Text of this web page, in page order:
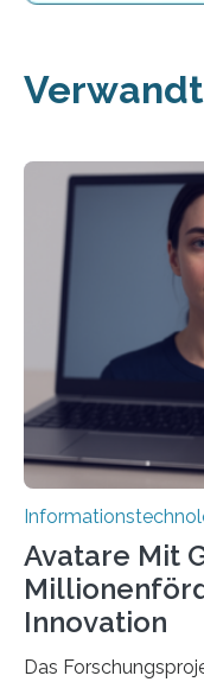
Avatare Mit
Innovation
Das